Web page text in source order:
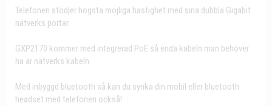
Telefonen stödjer högsta möjliga hastighet med sina dubbla Gigabit
nätverks portar.
GXP2170 kommer med integrerad PoE så enda kabeln man behöver
ha är nätverks kabeln.
Med inbyggd bluetooth så kan du synka din mobil eller bluetooth
headset med telefonen också!